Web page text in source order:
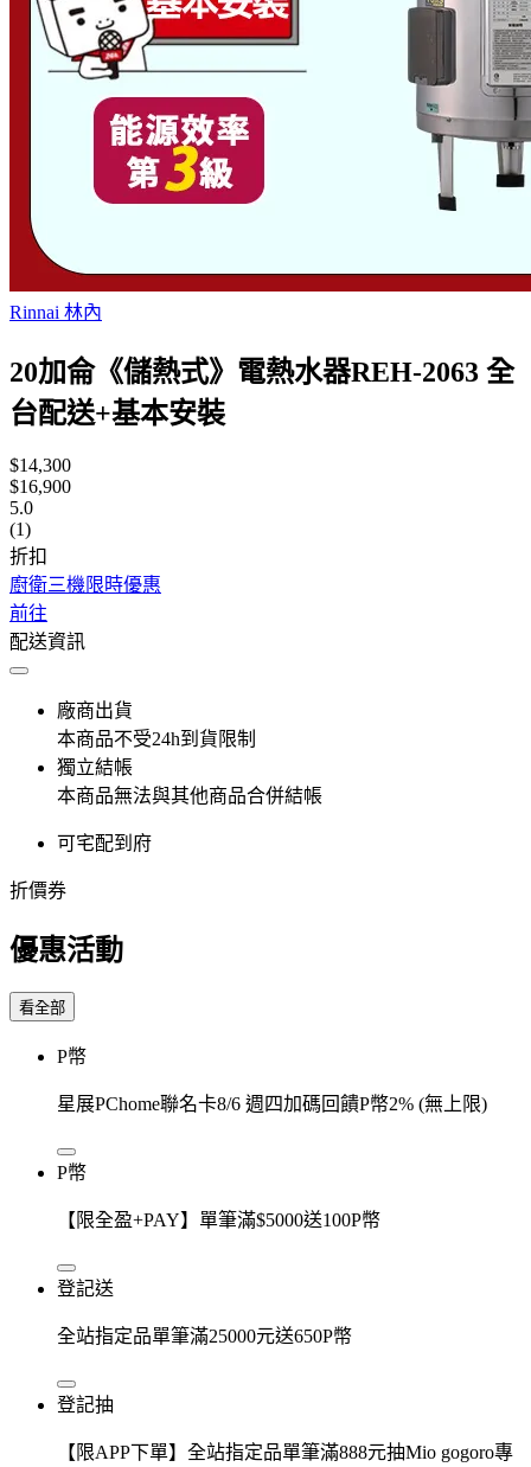
Rinnai 林內
20加侖《儲熱式》電熱水器REH-2063 全
台配送+基本安裝
$14,300
$16,900
5.0
(1)
折扣
廚衛三機限時優惠
前往
配送資訊
廠商出貨
本商品不受24h到貨限制
獨立結帳
本商品無法與其他商品合併結帳
可宅配到府
折價券
優惠活動
看全部
P幣
星展PChome聯名卡8/6 週四加碼回饋P幣2% (無上限)
P幣
【限全盈+PAY】單筆滿$5000送100P幣
登記送
全站指定品單筆滿25000元送650P幣
登記抽
【限APP下單】全站指定品單筆滿888元抽Mio gogoro專